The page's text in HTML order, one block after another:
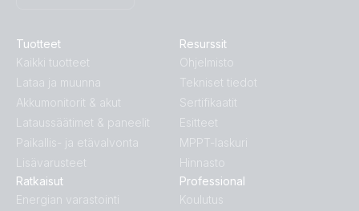
Tuotteet
Kaikki tuotteet
Lataa ja muunna
Akkumonitorit & akut
Lataussäätimet & paneelit
Paikallis- ja etävalvonta
Lisävarusteet
Ratkaisut
Energian varastointi
Resurssit
Ohjelmisto
Tekniset tiedot
Sertifikaatit
Esitteet
MPPT-laskuri
Hinnasto
Professional
Koulutus